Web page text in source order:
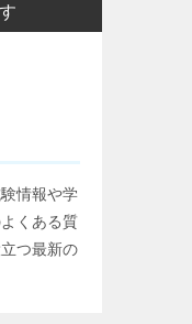
情報や学
くある質
つ最新の